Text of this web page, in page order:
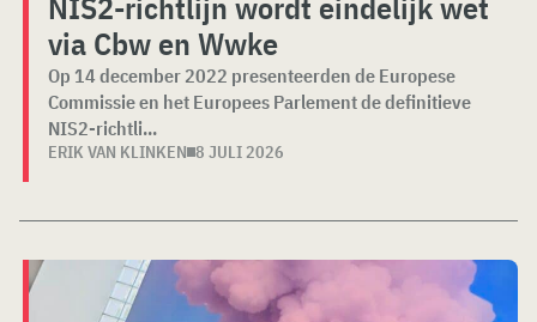
via Cbw en Wwke
Op 14 december 2022 presenteerden de Europese
Commissie en het Europees Parlement de definitieve
NIS2-richtli...
ERIK VAN KLINKEN 8 JULI 2026